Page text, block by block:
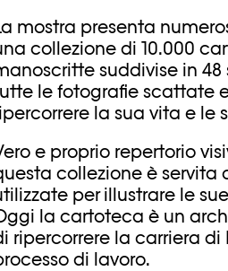
mostra presenta
collezione di 10.000
suddivise in
le fotografie scattate
la sua vita e le
e proprio repertorio
collezione è servita
per illustrare le
la cartoteca è un
ripercorrere la carriera
di lavoro.